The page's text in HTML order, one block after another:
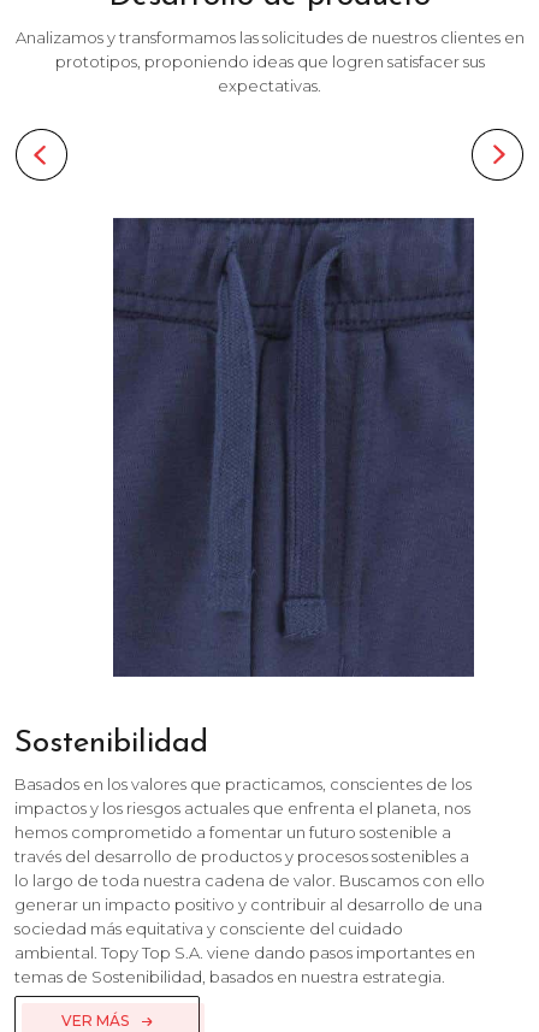
Analizamos y transformamos las solicitudes de nuestros clientes en
prototipos, proponiendo ideas que logren satisfacer sus
expectativas.
Sostenibilidad
Basados en los valores que practicamos, conscientes de los
impactos y los riesgos actuales que enfrenta el planeta, nos
hemos comprometido a fomentar un futuro sostenible a
través del desarrollo de productos y procesos sostenibles a
lo largo de toda nuestra cadena de valor. Buscamos con ello
generar un impacto positivo y contribuir al desarrollo de una
sociedad más equitativa y consciente del cuidado
ambiental. Topy Top S.A. viene dando pasos importantes en
temas de Sostenibilidad, basados en nuestra estrategia.
VER MÁS